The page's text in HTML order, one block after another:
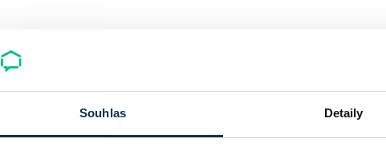
Souhlas Detaily